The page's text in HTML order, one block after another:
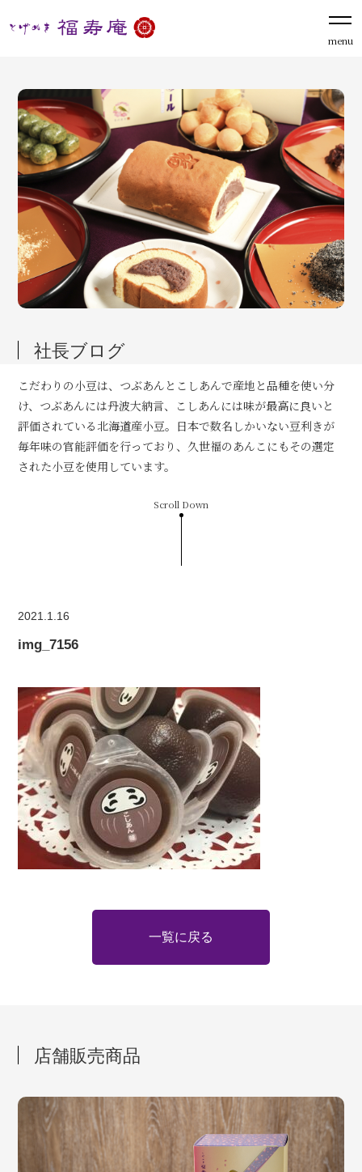
menu
社長ブログ
こだわりの小豆は、つぶあんとこしあんで産地と品種を使い分
け、つぶあんには丹波大納言、こしあんには味が最高に良いと
評価されている北海道産小豆。日本で数名しかいない豆利きが
毎年味の官能評価を行っており、久世福のあんこにもその選定
された小豆を使用しています。
Scroll Down
2021.1.16
img_7156
一覧に戻る
店舗販売商品